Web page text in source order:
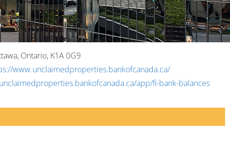
Ontario, K1A 0G9
www.unclaimedproperties.bankofcanada.ca/
app/fi-bank-balances